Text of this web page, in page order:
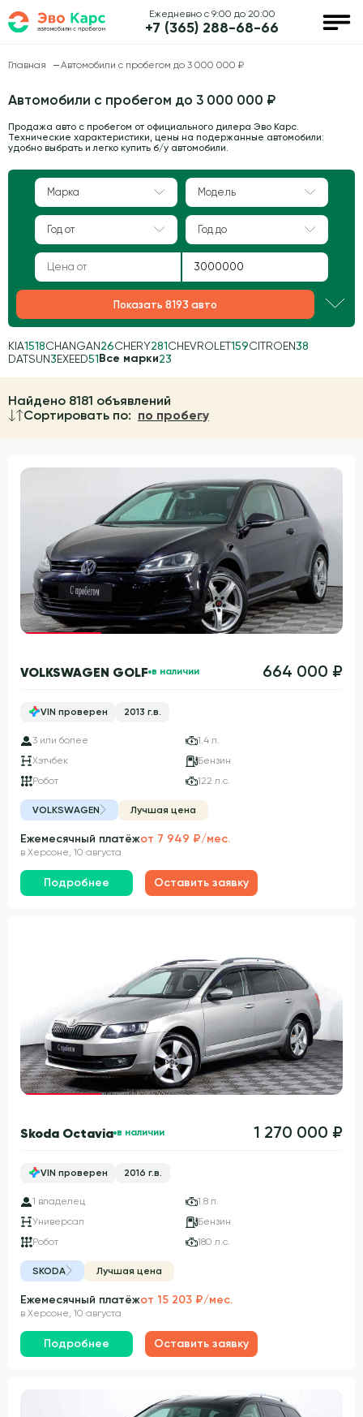
Ежедневно с 9:00 до 20:00
+7 (365) 288-68-66
Главная Автомобили с пробегом до 3 000 000 ₽
Автомобили с пробегом до 3 000 000 ₽
Продажа авто с пробегом от официального дилера Эво Карс.
Технические характеристики, цены на подержанные автомобили:
удобно выбрать и легко купить б/у автомобили.
Марка Модель
Год от Год до
Показать 8193 авто
KIA1518CHANGAN26CHERY281CHEVROLET159CITROEN38
DATSUN3EXEED51Все марки23
Найдено 8181 объявлений
Сортировать по: по пробегу
Гарантия 3 года
VOLKSWAGEN GOLF в наличии 664 000 ₽
VIN проверен 2013 г.в.
3 или более
1.4 л.
Хэтчбек
Бензин
Робот
122 л.с.
VOLKSWAGEN Лучшая цена
Ежемесячный платёжот 7 949 ₽/мес.
в Херсоне, 10 августа
Подробнее Оставить заявку
Гарантия 3 года
Skoda Octavia в наличии 1 270 000 ₽
VIN проверен 2016 г.в.
1 владелец
1.8 л.
Универсал
Бензин
Робот
180 л.с.
SKODA Лучшая цена
Ежемесячный платёжот 15 203 ₽/мес.
в Херсоне, 10 августа
Подробнее Оставить заявку